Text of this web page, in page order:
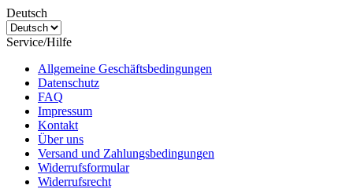
Deutsch
Service/Hilfe
Allgemeine Geschäftsbedingungen
Datenschutz
FAQ
Impressum
Kontakt
Über uns
Versand und Zahlungsbedingungen
Widerrufsformular
Widerrufsrecht